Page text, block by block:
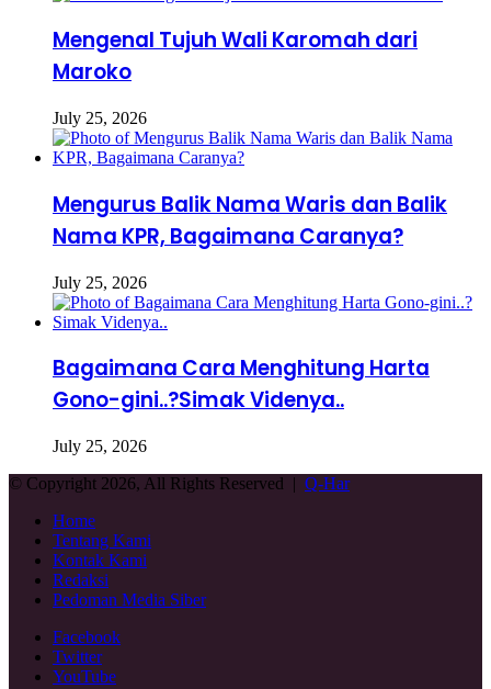
Mengenal Tujuh Wali Karomah dari
Maroko
July 25, 2026
Mengurus Balik Nama Waris dan Balik
Nama KPR, Bagaimana Caranya?
July 25, 2026
Bagaimana Cara Menghitung Harta
Gono-gini..?Simak Videnya..
July 25, 2026
© Copyright 2026, All Rights Reserved | Q-Har
Home
Tentang Kami
Kontak Kami
Redaksi
Pedoman Media Siber
Facebook
Twitter
YouTube